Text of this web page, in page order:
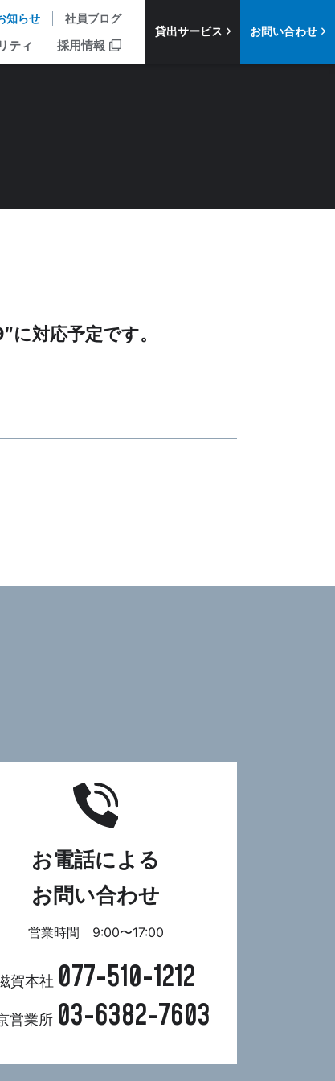
知らせ 社員ブログ
ティ 採用情報
貸出サービス お問い合わせ
対応予定です。
お電話による
お問い合わせ
営業時間 9:00〜17:00
賀本社 077-510-1212
営業所 03-6382-7603